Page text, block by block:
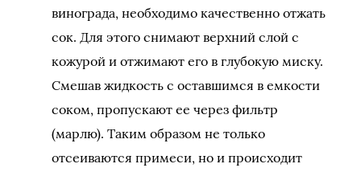
винограда, необходимо качественно отжать
сок. Для этого снимают верхний слой с
кожурой и отжимают его в глубокую миску.
Смешав жидкость с оставшимся в емкости
соком, пропускают ее через фильтр
(марлю). Таким образом не только
отсеиваются примеси, но и происходит